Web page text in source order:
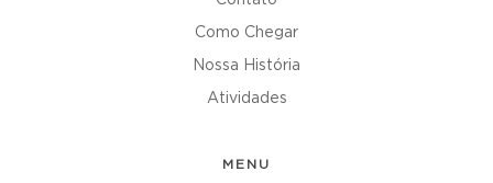
Como Chegar
Nossa História
Atividades
MENU